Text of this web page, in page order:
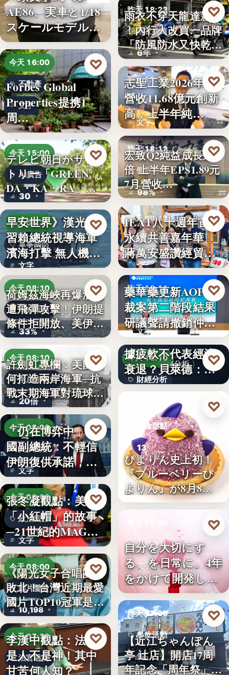
AE86、実車と1/18
スケールモデルが
「…
今天 16:00
不動產
文字
Forbes Global
Properties提携1
周…
♡
今天 15:00
AI廣告
30
テレビ朝日がサン
トリー「GREEN
DA・KA・RA」
と…
♡
今天 08:37
軍事國防
文字
早安世界》漢光演
習賴總統視導海軍
濱海打擊 無人機秀
攻擊力
♡
今天 08:10
地緣政治
33%
荷姆茲海峽再爆油輪
遭飛彈攻擊！伊朗提
條件拒開放、美伊談
判…
♡
今天 08:10
兩岸海軍史
20倍
許劍虹專欄：美國如
何打造兩岸海軍─抗
戰末期海軍對琉球的
覬…
♡
今天 08:00
美伊關係
文字
「仍在博弈中」 美
國副總統：不輕信
伊朗復供承諾，外
交、經…
♡
今天 08:00
政治觀察
文字
張冬凝觀點：美國
「小紅帽」的故事
─21世紀的MAGA
有沒…
♡
今天 08:00
國片聲量
10,198
《陽光女子合唱團》
敗北！台灣近期最愛
國片TOP10冠軍是…
♡
今天 07:30
法官過勞
李漢中觀點：法官
是人不是神！其中
甘苦何人知？
♡
昨天 18:23
雨衣推薦
6年
雨衣不穿天龍達新牌
！內行人改買一品牌
「防風防水又快乾、
穿…
♡
昨天 18:21
財經
文字
志聖工業2026年7月
營收11.68億元創新
高，上半年純…
♡
昨天 18:12
個股財報
98%
宏致Q2純益成長近1
倍 上半年EPS1.89元
7月營收…
♡
昨天 18:12
永續共善
文字
IEAT八十週年首辦
永續共善嘉年華
蔣萬安盛讚經貿公
益打…
♡
昨天 18:11
財經
文字
藥華藥更新AOP仲
裁案第二階段結果
研議聲請撤銷仲裁
判斷
♡
財經分析
昨天 18:10
財經分析
美國7月非農就業數
據疲軟不代表經濟
衰退？貝萊德：AI
正讓…
♡
昨天 17:00
美食甜點
13
ぴよりん史上初！
『ブルーベリーぴ
よりん』が8月8日
「ブル…
♡
保健食品
文字
自分を大切にす
る、を日常に。4年
をかけて開発した
女性のた…
♡
昨天 17:00
餐飲活動
17
【近江ちゃんぽん
亭 辻店】開店17周
年記念「周年祭」開
♡